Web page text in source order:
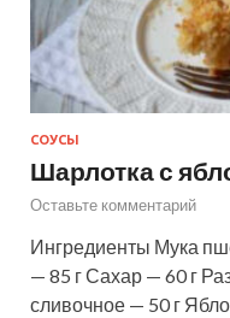
СОУСЫ
Шарлотка с
Оставьте комментарий
Ингредиенты Мука
— 85 г Сахар — 60 г
сливочное — 50 г